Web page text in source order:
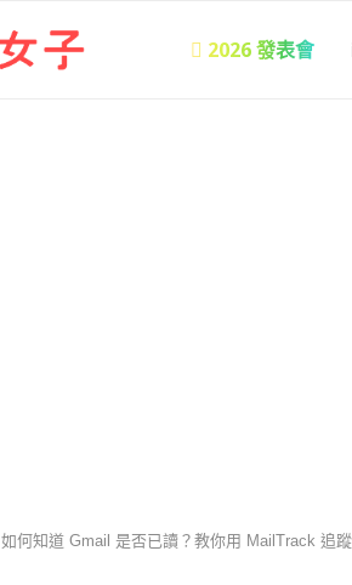
 2026 發表會
如何知道 Gmail 是否已讀？教你用 MailTrack 追